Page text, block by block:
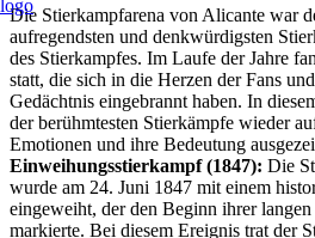
Die Stierkampfarena von Alicante war
aufregendsten und denkwürdigsten
des Stierkampfes. Im Laufe der Jahre
statt, die sich in die Herzen der Fans
Gedächtnis eingebrannt haben. In
der berühmtesten Stierkämpfe wieder
Emotionen und ihre Bedeutung
Einweihungsstierkampf (1847): Die
wurde am 24. Juni 1847 mit einem
eingeweiht, der den Beginn ihrer
markierte. Bei diesem Ereignis trat der